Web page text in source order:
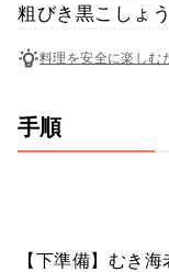
粗びき黒こしょ
料理を安全に楽しむ
手順
【下準備】むき